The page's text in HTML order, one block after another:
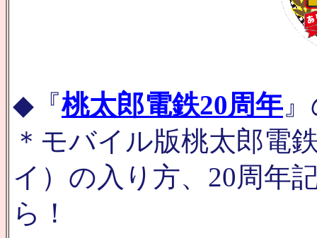
◆『桃太郎電鉄20周年
＊モバイル版桃太郎電
イ）の入り方、20周年
ら！